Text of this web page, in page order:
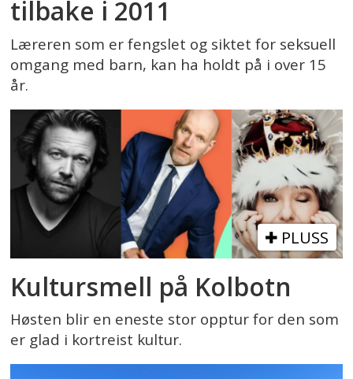
tilbake i 2011
Læreren som er fengslet og siktet for seksuell
omgang med barn, kan ha holdt på i over 15
år.
PLUSS
Kultursmell på Kolbotn
Høsten blir en eneste stor opptur for den som
er glad i kortreist kultur.